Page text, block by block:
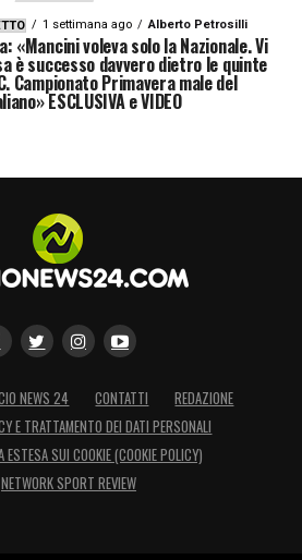
1 settimana ago Alberto Petrosilli
«Mancini voleva solo la Nazionale. Vi
è successo davvero dietro le quinte
Campionato Primavera male del
ESCLUSIVA e VIDEO
NEWS 24 CONTATTI
REDAZIONE
E TRATTAMENTO DEI DATI PERSONALI
ESTESA SUI COOKIE (COOKIE POLICY)
NETWORK SPORT REVIEW